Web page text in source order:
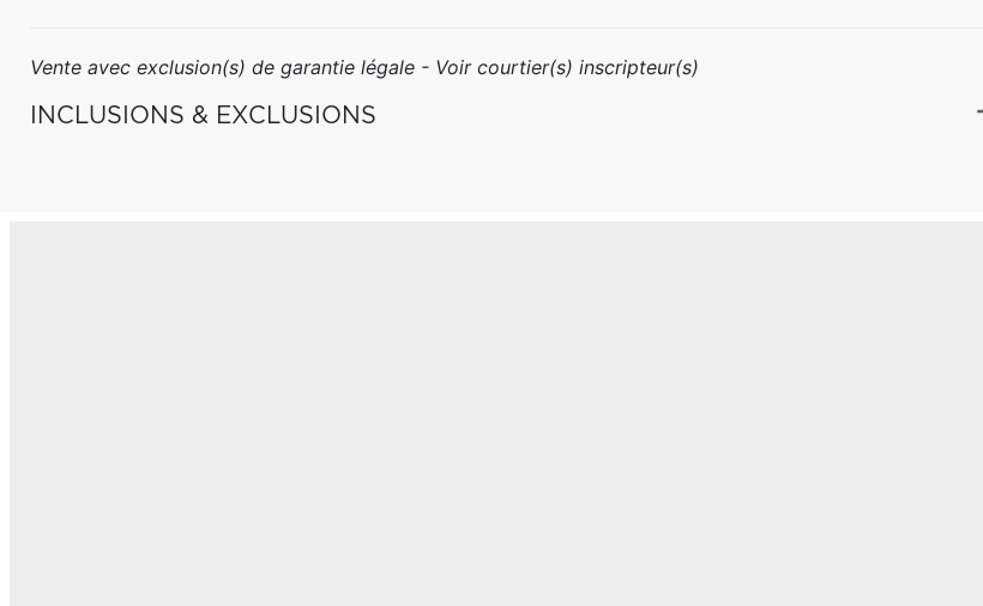
Vente avec exclusion(s) de garantie légale - Voir courtier(s) inscripteur(s)
INCLUSIONS & EXCLUSIONS